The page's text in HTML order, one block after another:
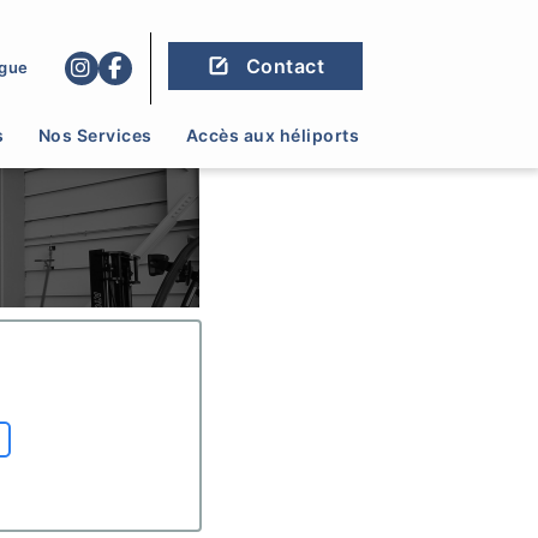
Contact
Nos Services Accès aux héliports